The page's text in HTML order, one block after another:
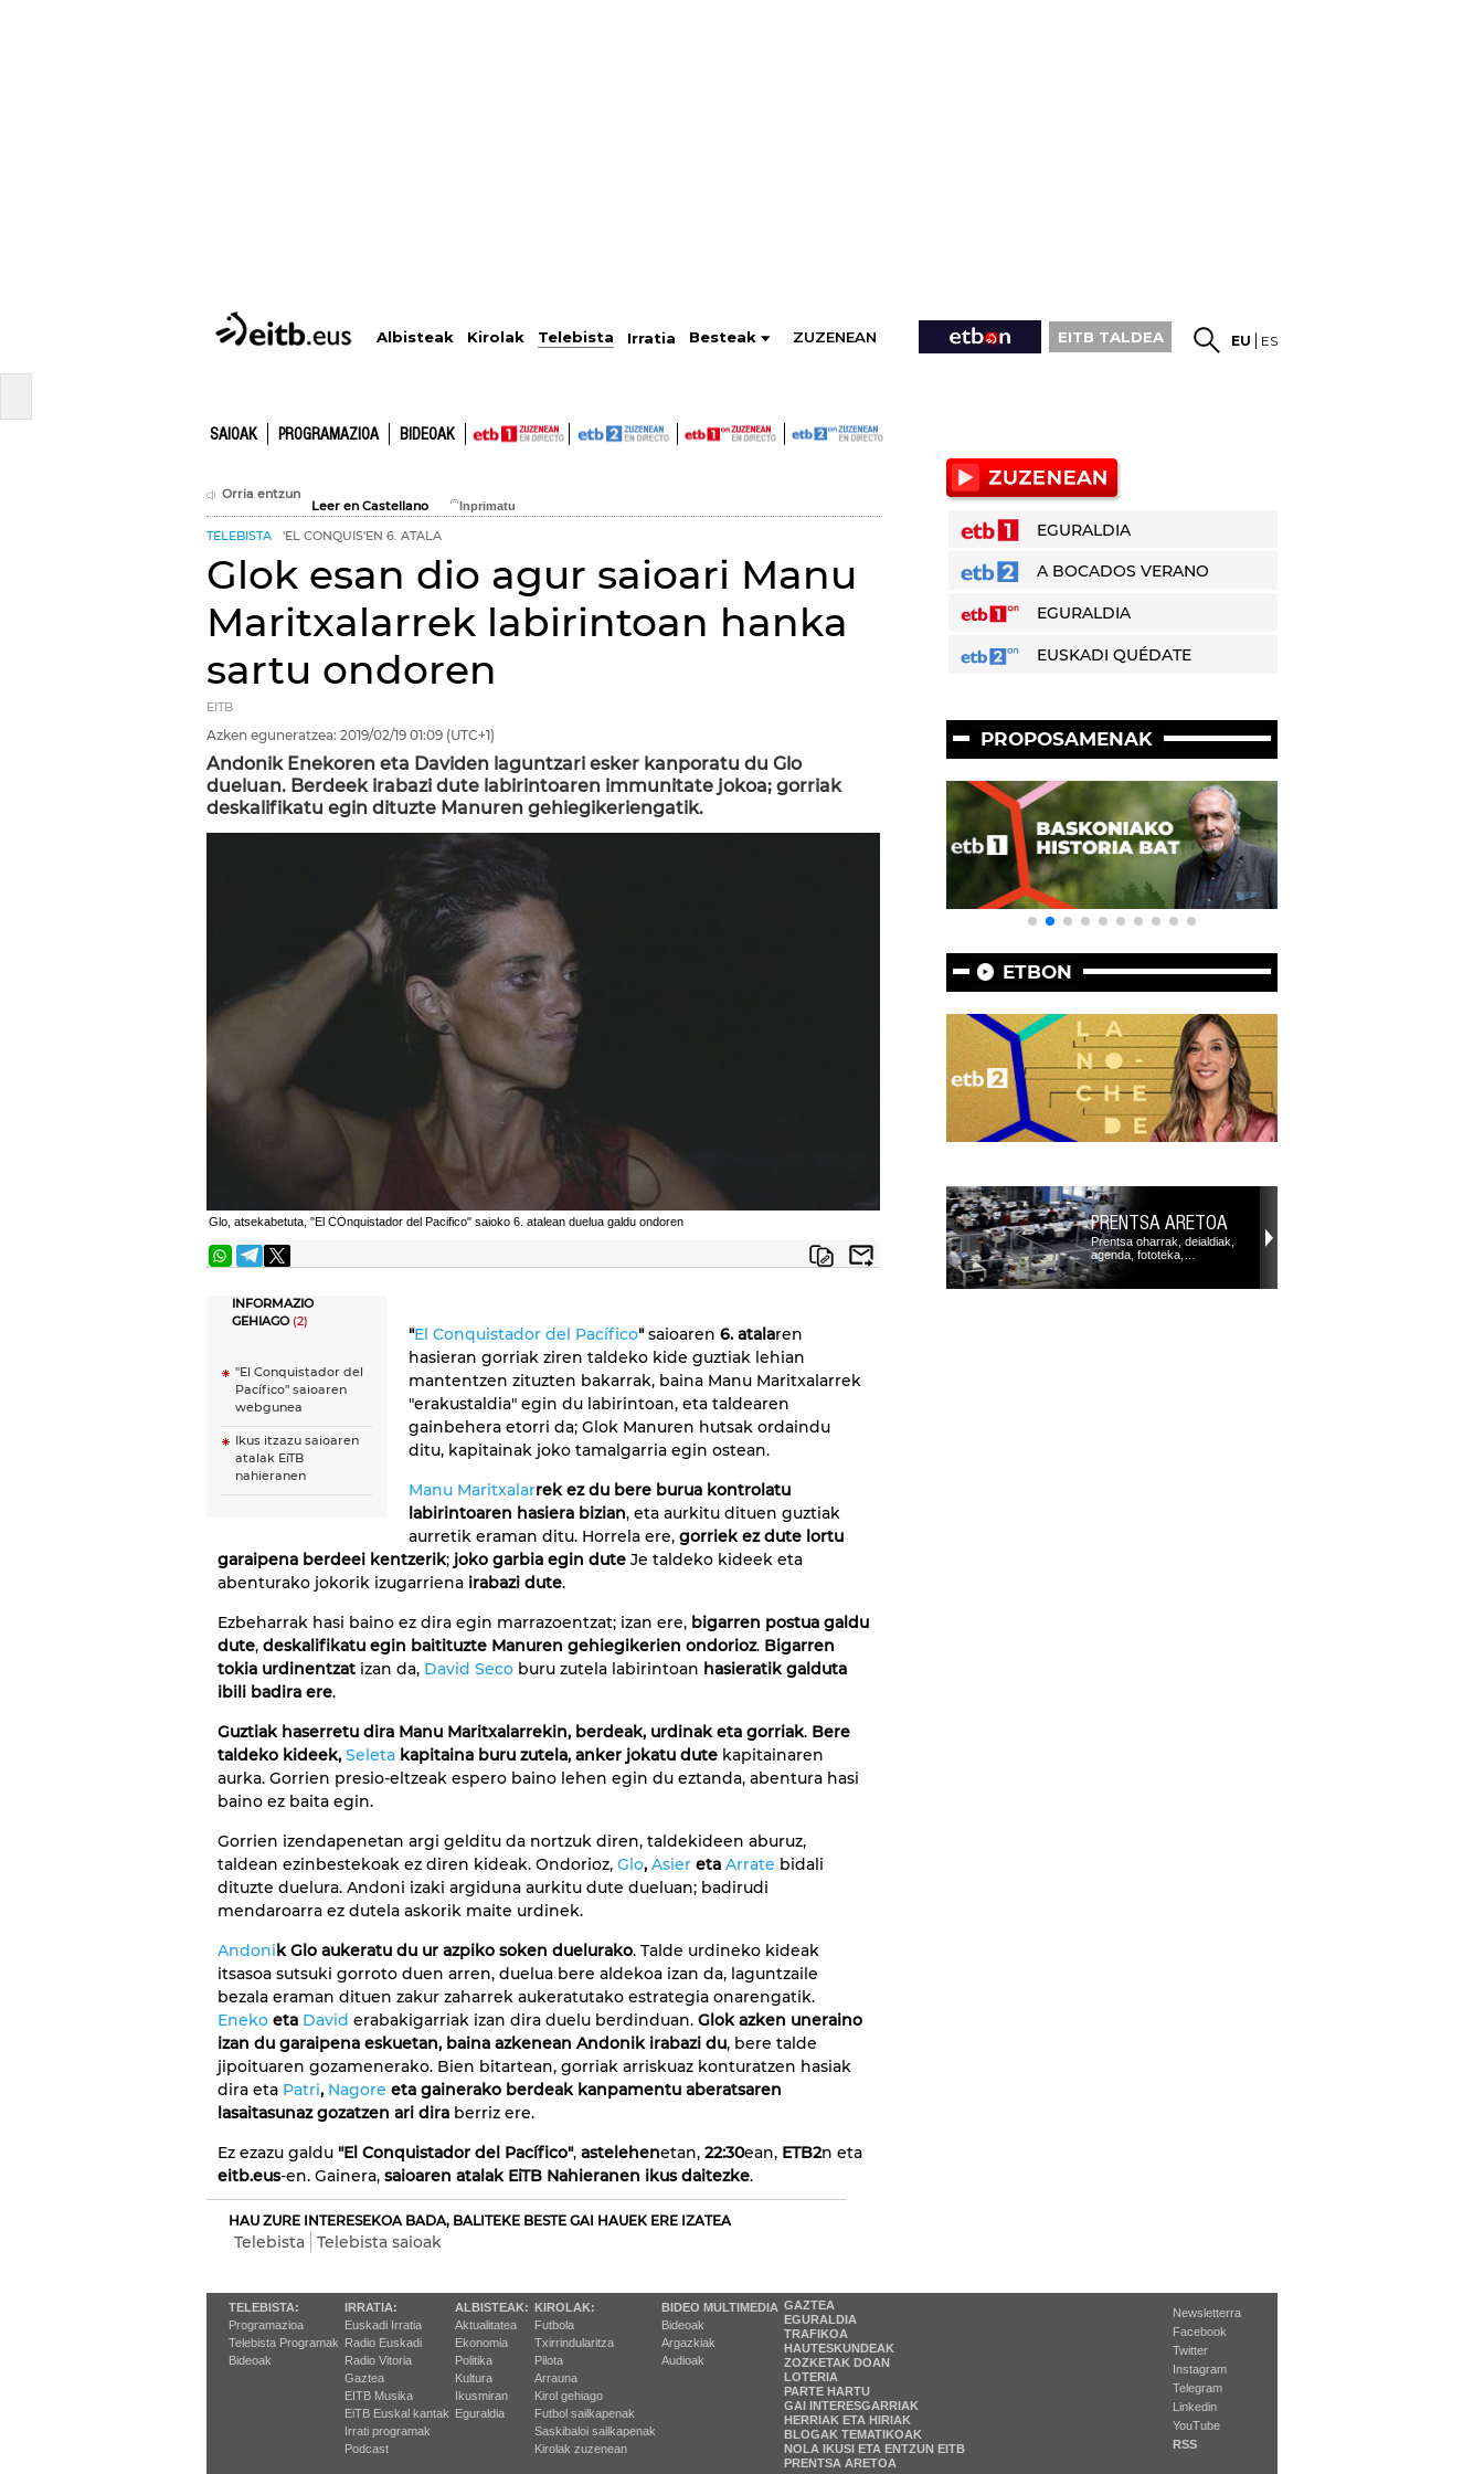
Albisteak Kirolak Telebista Irratia Besteak ZUZENEAN EITB TALDEA EU ES
SAIOAK PROGRAMAZIOA BIDEOAK
Orria entzun
Leer en Castellano
TELEBISTA 'EL CONQUIS'EN 6. ATALA
Glok esan dio agur saioari Manu
Maritxalarrek labirintoan hanka
sartu ondoren
EITB
Azken eguneratzea: 2019/02/19 01:09 (UTC+1)
Andonik Enekoren eta Daviden laguntzari esker kanporatu du Glo
dueluan. Berdeek irabazi dute labirintoaren immunitate jokoa; gorriak
deskalifikatu egin dituzte Manuren gehiegikeriengatik.
Glo, atsekabetuta, "El COnquistador del Pacifico" saioko 6. atalean duelua galdu ondoren
INFORMAZIO
GEHIAGO(2)
''El Conquistador del
Pacífico'' saioaren
webgunea
Ikus itzazu saioaren
atalak EiTB
nahieranen
"El Conquistador del Pacífico"saioaren 6. atalaren
hasieran gorriak ziren taldeko kide guztiak lehian
mantentzen zituzten bakarrak, baina Manu Maritxalarrek
"erakustaldia" egin du labirintoan, eta taldearen
gainbehera etorri da; Glok Manuren hutsak ordaindu
ditu, kapitainak joko tamalgarria egin ostean.
Manu Maritxalarrek ez du bere burua kontrolatu
labirintoaren hasiera bizian, eta aurkitu dituen guztiak
aurretik eraman ditu. Horrela ere, gorriek ez dute lortu
garaipena berdeei kentzerik; joko garbia egin dute Je taldeko kideek eta
abenturako jokorik izugarriena irabazi dute.
Ezbeharrak hasi baino ez dira egin marrazoentzat; izan ere, bigarren postua galdu
dute, deskalifikatu egin baitituzte Manuren gehiegikerien ondorioz. Bigarren
tokia urdinentzat izan da, David Seco buru zutela labirintoan hasieratik galduta
ibili badira ere.
Guztiak haserretu dira Manu Maritxalarrekin, berdeak, urdinak eta gorriak. Bere
taldeko kideek, Seleta kapitaina buru zutela, anker jokatu dute kapitainaren
aurka. Gorrien presio-eltzeak espero baino lehen egin du eztanda, abentura hasi
baino ez baita egin.
Gorrien izendapenetan argi gelditu da nortzuk diren, taldekideen aburuz,
taldean ezinbestekoak ez diren kideak. Ondorioz, Glo, Asier eta Arrate bidali
dituzte duelura. Andoni izaki argiduna aurkitu dute dueluan; badirudi
mendaroarra ez dutela askorik maite urdinek.
Andonik Glo aukeratu du ur azpiko soken duelurako. Talde urdineko kideak
itsasoa sutsuki gorroto duen arren, duelua bere aldekoa izan da, laguntzaile
bezala eraman dituen zakur zaharrek aukeratutako estrategia onarengatik.
Eneko eta David erabakigarriak izan dira duelu berdinduan. Glok azken uneraino
izan du garaipena eskuetan, baina azkenean Andonik irabazi du, bere talde
jipoituaren gozamenerako. Bien bitartean, gorriak arriskuaz konturatzen hasiak
dira eta Patri, Nagore eta gainerako berdeak kanpamentu aberatsaren
lasaitasunaz gozatzen ari dira berriz ere.
Ez ezazu galdu "El Conquistador del Pacífico", astelehenetan, 22:30ean, ETB2n eta
eitb.eus-en. Gainera, saioaren atalak EiTB Nahieranen ikus daitezke.
HAU ZURE INTERESEKOA BADA, BALITEKE BESTE GAI HAUEK ERE IZATEA
Telebista Telebista saioak
EGURALDIA
A BOCADOS VERANO
EGURALDIA
EUSKADI QUÉDATE
PROPOSAMENAK
ETBON
PRENTSA ARETOA
Prentsa oharrak, deialdiak,
agenda, fototeka,…
TELEBISTA:
Programazioa
Telebista Programak
Bideoak
IRRATIA:
Euskadi Irratia
Radio Euskadi
Radio Vitoria
Gaztea
EITB Musika
EiTB Euskal kantak
Irrati programak
Podcast
ALBISTEAK:
Aktualitatea
Ekonomia
Politika
Kultura
Ikusmiran
Eguraldia
KIROLAK:
Futbola
Txirrindularitza
Pilota
Arrauna
Kirol gehiago
Futbol sailkapenak
Saskibaloi sailkapenak
Kirolak zuzenean
BIDEO MULTIMEDIA
Bideoak
Argazkiak
Audioak
GAZTEA
EGURALDIA
TRAFIKOA
HAUTESKUNDEAK
ZOZKETAK DOAN
LOTERIA
PARTE HARTU
GAI INTERESGARRIAK
HERRIAK ETA HIRIAK
BLOGAK TEMATIKOAK
NOLA IKUSI ETA ENTZUN EITB
PRENTSA ARETOA
Newsletterra
Facebook
Twitter
Instagram
Telegram
Linkedin
YouTube
RSS